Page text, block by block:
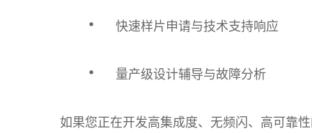
· 快速样片申请与技术支持响应
· 量产级设计辅导与故障分析
如果您正在开发高集成度、无频闪、高可靠